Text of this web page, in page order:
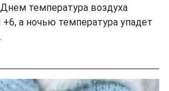
температура воздуха
а ночью температура упадет